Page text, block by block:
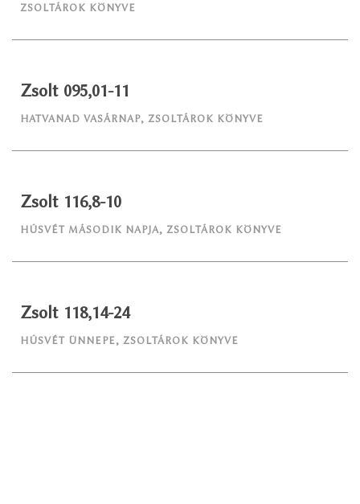
ZSOLTÁROK KÖNYVE
Zsolt 095,01-11
HATVANAD VASÁRNAP, ZSOLTÁROK KÖNYVE
Zsolt 116,8-10
HÚSVÉT MÁSODIK NAPJA, ZSOLTÁROK KÖNYVE
Zsolt 118,14-24
HÚSVÉT ÜNNEPE, ZSOLTÁROK KÖNYVE